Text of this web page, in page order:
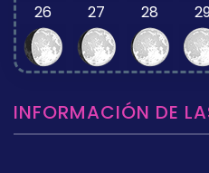
26 27 28
INFORMACIÓN DE